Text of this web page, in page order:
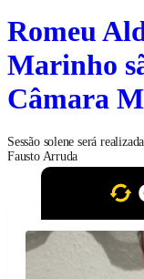
Romeu
Marinho
Câmara
Sessão solene será